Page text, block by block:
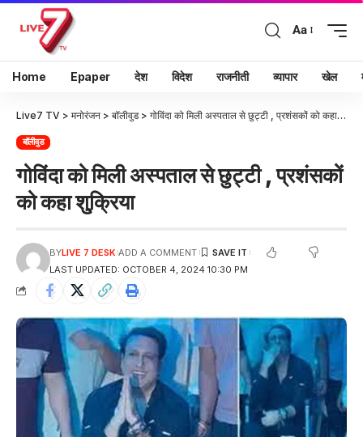
Aa
Home Epaper देश विदेश राजनीती व्यापार खेल
Live7 TV > मनोरंजन > बॉलीवुड> गोविंदा को मिली अस्पताल से छुट्टी , प्रशंसकों को कहा शु्क्रिया
बॉलीवुड
गोविंदा को मिली अस्पताल से छुट्टी , प्रशंसकों
को कहा शु्क्रिया
LAST UPDATED: OCTOBER 4, 2024 10:30 PM
BYLIVE 7 DESK ADD A COMMENT